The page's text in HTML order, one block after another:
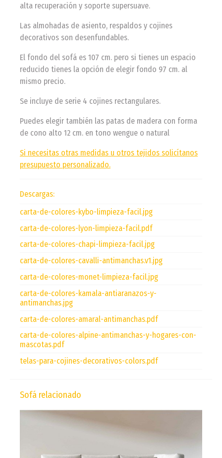
alta recuperación y soporte supersuave.
Las almohadas de asiento, respaldos y cojines
decorativos son desenfundables.
El fondo del sofá es 107 cm. pero si tienes un espacio
reducido tienes la opción de elegir fondo 97 cm. al
mismo precio.
Se incluye de serie 4 cojines rectangulares.
Puedes elegir también las patas de madera con forma
de cono alto 12 cm. en tono wengue o natural
Si necesitas otras medidas u otros tejidos solicítanos
presupuesto personalizado.
Descargas:
carta-de-colores-kybo-limpieza-facil.jpg
carta-de-colores-lyon-limpieza-facil.pdf
carta-de-colores-chapi-limpieza-facil.jpg
carta-de-colores-cavalli-antimanchas.v1.jpg
carta-de-colores-monet-limpieza-facil.jpg
carta-de-colores-kamala-antiaranazos-y-
antimanchas.jpg
carta-de-colores-amaral-antimanchas.pdf
carta-de-colores-alpine-antimanchas-y-hogares-con-
mascotas.pdf
telas-para-cojines-decorativos-colors.pdf
Sofá relacionado